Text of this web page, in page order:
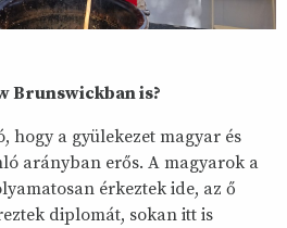
Brunswickban is?
hogy a gyülekezet magyar és
arányban erős. A magyarok a
érkeztek ide, az ő
diplomát, sokan itt is